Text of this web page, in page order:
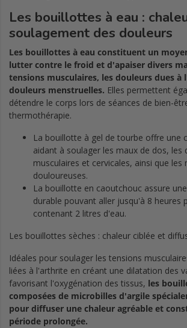
Les bouillottes à eau :
soulagement des douleurs
Les bouillottes à eau constituent un
lutter contre le froid et d'apaiser divers
tensions musculaires, les douleurs dues
douleurs menstruelles. Elles permettent
détendre le corps lors de séances de bien-
thermothérapie.
La bouillotte à gel de tourbe offre une
aidant à soulager les maux de dos, les
musculaires et cervicales, ainsi que les
douloureuses.
La bouillotte en caoutchouc assure
durable pouvant aller jusqu'à 8 heures
contenant 2 litres d'eau.
Les bouillottes sèches : chaleur ciblée et
Idéales pour soulager les tensions
liées à l'arthrite en créant une dilatation des
favorisant l'oxygénation des tissus, les
composées de microbilles d'argile
pour diffuser une chaleur agréable et
période prolongée.